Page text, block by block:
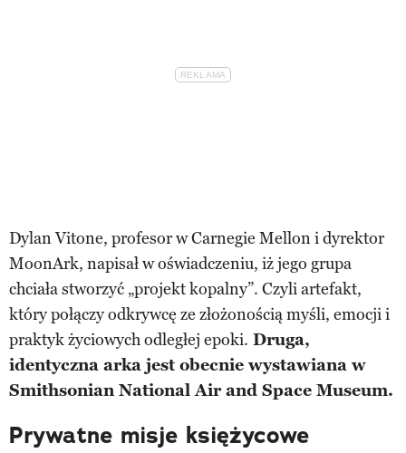
Dylan Vitone, profesor w Carnegie Mellon i dyrektor
MoonArk, napisał w oświadczeniu, iż jego grupa
chciała stworzyć „projekt kopalny”. Czyli artefakt,
który połączy odkrywcę ze złożonością myśli, emocji i
praktyk życiowych odległej epoki. Druga,
identyczna arka jest obecnie wystawiana w
Smithsonian National Air and Space Museum.
Prywatne misje księżycowe